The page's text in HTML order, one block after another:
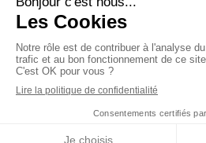
Votre email
Création et référencement du site par
Site partenaire deInstitut Cassiopée